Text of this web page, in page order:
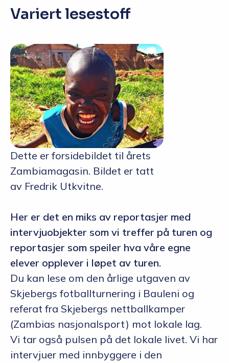
Variert lesestoff
Dette er forsidebildet til årets
Zambiamagasin. Bildet er tatt
av Fredrik Utkvitne.
Her er det en miks av reportasjer med
intervjuobjekter som vi treffer på turen og
reportasjer som speiler hva våre egne
elever opplever i løpet av turen.
Du kan lese om den årlige utgaven av
Skjebergs fotballturnering i Bauleni og
referat fra Skjebergs nettballkamper
(Zambias nasjonalsport) mot lokale lag.
Vi tar også pulsen på det lokale livet. Vi har
intervjuer med innbyggere i den